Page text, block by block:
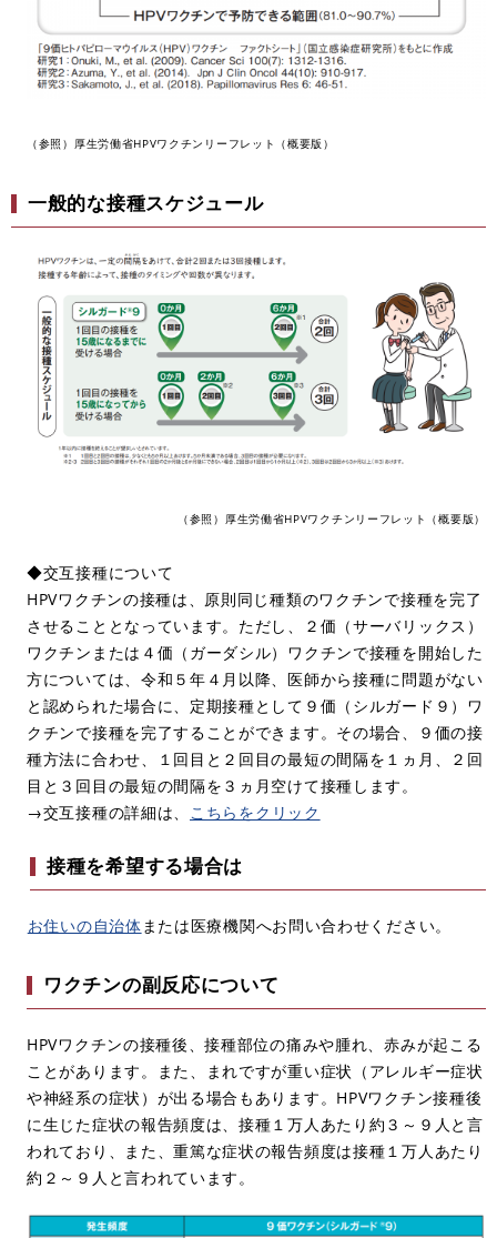
（参照）厚生労働省HPVワクチンリーフレット（概要版）
一般的な接種スケジュール
（参照）厚生労働省HPVワクチンリーフレット（概要版）
◆交互接種について
HPVワクチンの接種は、原則同じ種類のワクチンで接種を完了
させることとなっています。ただし、２価（サーバリックス）
ワクチンまたは４価（ガーダシル）ワクチンで接種を開始した
方については、令和５年４月以降、医師から接種に問題がない
と認められた場合に、定期接種として９価（シルガード９）ワ
クチンで接種を完了することができます。その場合、９価の接
種方法に合わせ、１回目と２回目の最短の間隔を１ヵ月、２回
目と３回目の最短の間隔を３ヵ月空けて接種します。
→交互接種の詳細は、 こちらをクリック
接種を希望する場合は
お住いの自治体または医療機関へお問い合わせください。
ワクチンの副反応について
HPVワクチンの接種後、接種部位の痛みや腫れ、赤みが起こる
ことがあります。また、まれですが重い症状（アレルギー症状
や神経系の症状）が出る場合もあります。HPVワクチン接種後
に生じた症状の報告頻度は、接種１万人あたり約３～９人と言
われており、また、重篤な症状の報告頻度は接種１万人あたり
約２～９人と言われています。